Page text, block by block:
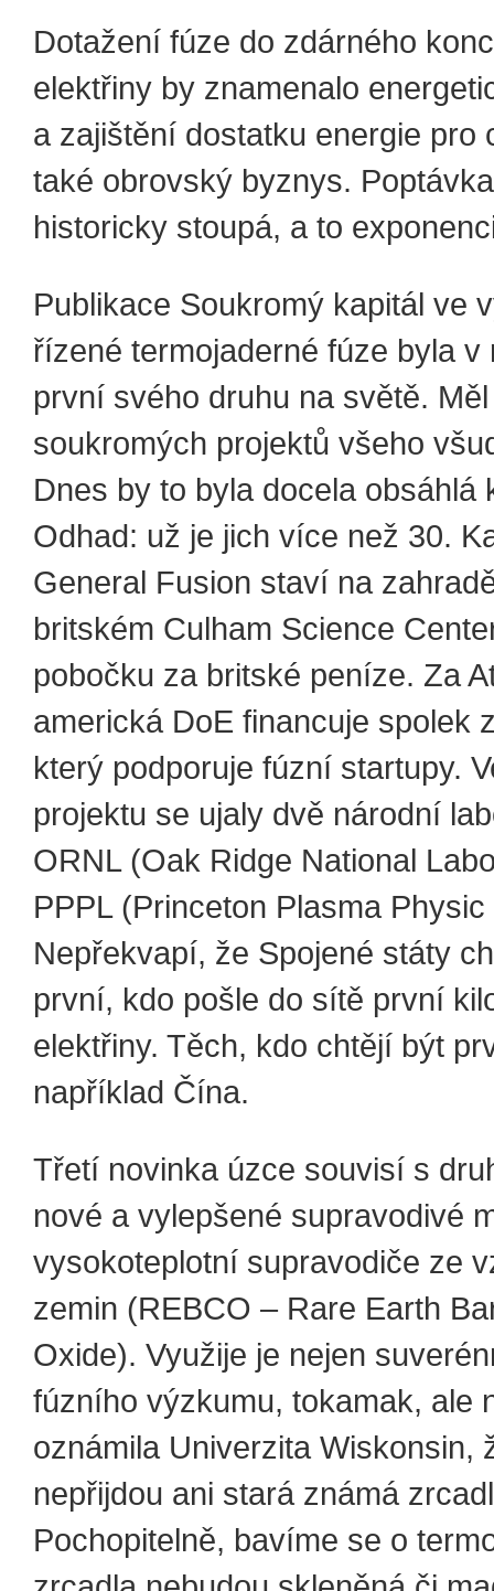
Dotažení fúze do zdárného
elektřiny by znamenalo
a zajištění dostatku energie pro
také obrovský byznys.
historicky stoupá, a to
Publikace Soukromý kapitál ve
řízené termojaderné fúze byla v
první svého druhu na světě.
soukromých projektů všeho
Dnes by to byla docela obsáhlá
Odhad: už je jich více než 30.
General Fusion staví na
britském Culham Science
pobočku za britské peníze. Za
americká DoE financuje spolek
který podporuje fúzní startupy.
projektu se ujaly dvě národní
ORNL (Oak Ridge National
PPPL (Princeton Plasma
Nepřekvapí, že Spojené státy
první, kdo pošle do sítě první
elektřiny. Těch, kdo chtějí být
například Čína.
Třetí novinka úzce souvisí s
nové a vylepšené supravodivé
vysokoteplotní supravodiče ze
zemin (REBCO – Rare Earth
Oxide). Využije je nejen
fúzního výzkumu, tokamak, ale
oznámila Univerzita Wiskonsin,
nepřijdou ani stará známá
Pochopitelně, bavíme se o